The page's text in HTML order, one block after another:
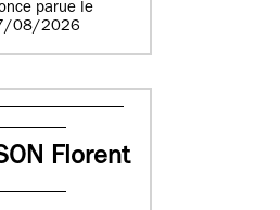
parue le
08/2026
Florent